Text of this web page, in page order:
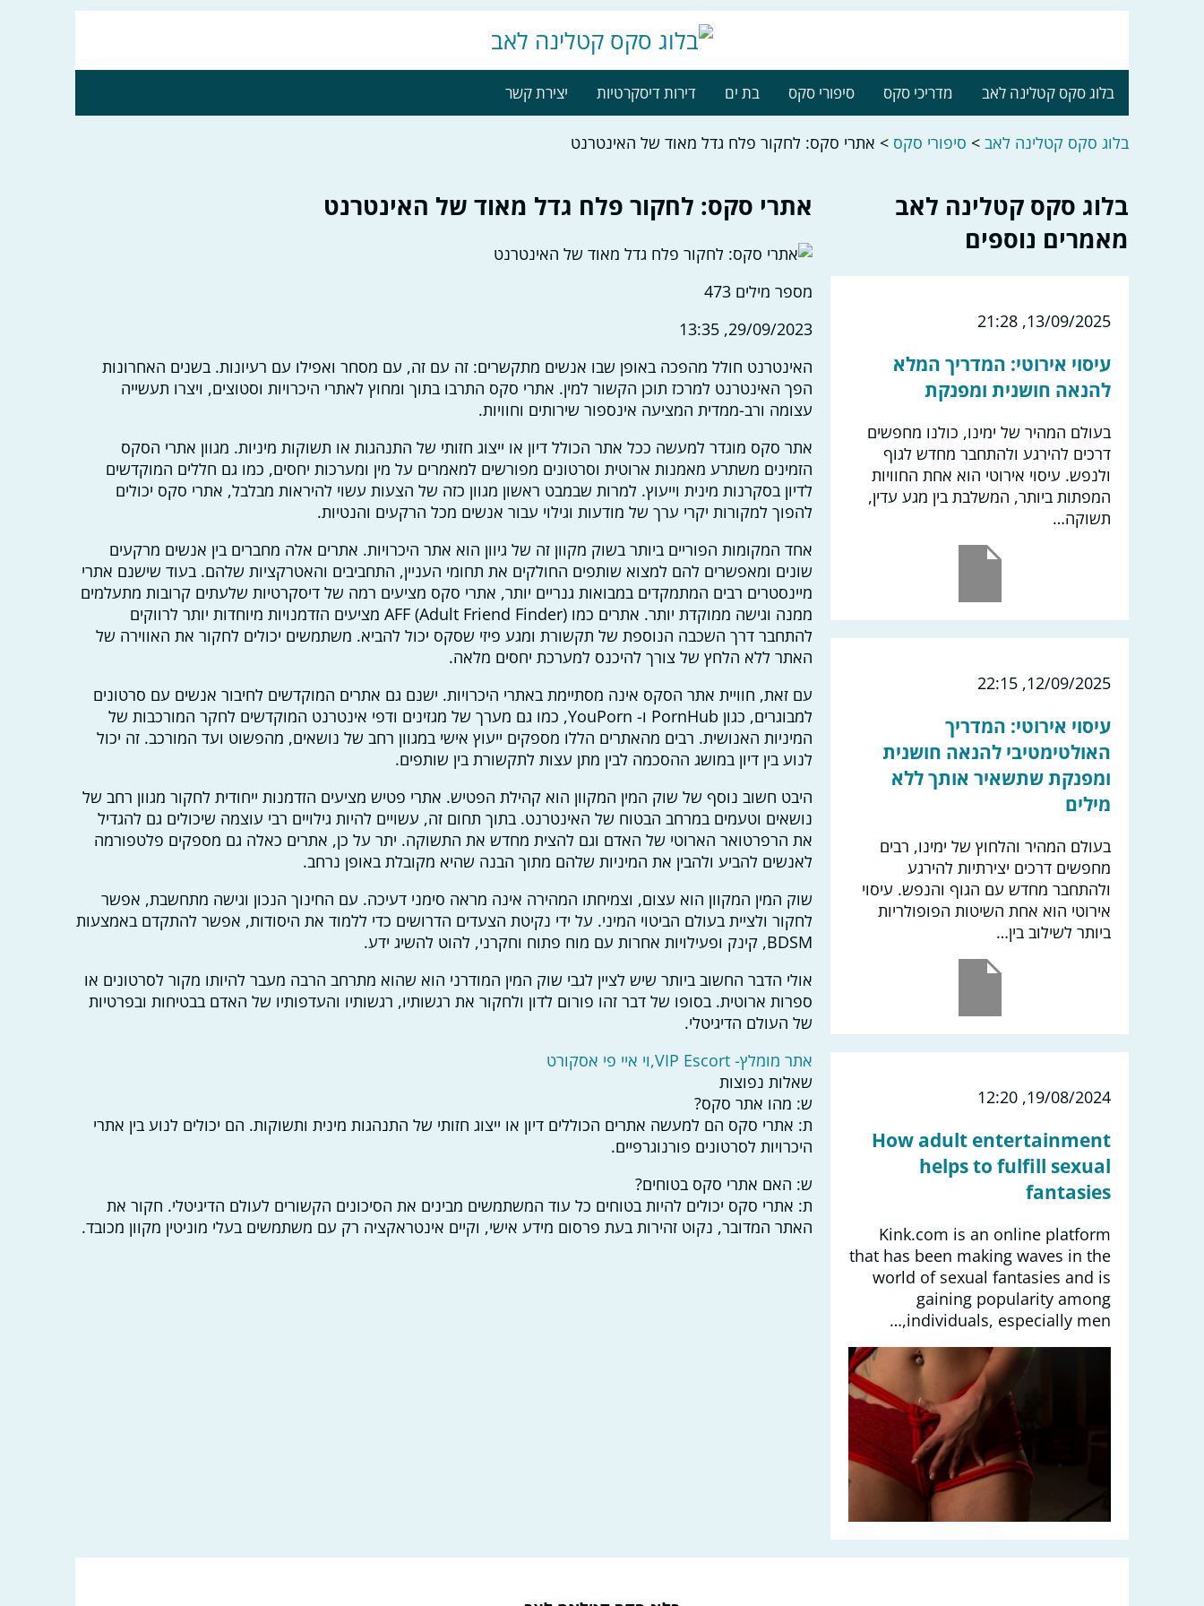
בלוג סקס קטלינה לאב מדריכי סקס סיפורי סקס בת ים דירות דיסקרטיות יצירת קשר
בלוג סקס קטלינה לאב > סיפורי סקס > אתרי סקס: לחקור פלח גדל מאוד של האינטרנט
אתרי סקס: לחקור פלח גדל מאוד של האינטרנט
מספר מילים 473
29/09/2023, 13:35
האינטרנט חולל מהפכה באופן שבו אנשים מתקשרים: זה עם זה, עם מסחר ואפילו עם רעיונות. בשנים האחרונות
הפך האינטרנט למרכז תוכן הקשור למין. אתרי סקס התרבו בתוך ומחוץ לאתרי היכרויות וסטוצים, ויצרו תעשייה
עצומה ורב-ממדית המציעה אינספור שירותים וחוויות.
אתר סקס מוגדר למעשה ככל אתר הכולל דיון או ייצוג חזותי של התנהגות או תשוקות מיניות. מגוון אתרי הסקס
הזמינים משתרע מאמנות ארוטית וסרטונים מפורשים למאמרים על מין ומערכות יחסים, כמו גם חללים המוקדשים
לדיון בסקרנות מינית וייעוץ. למרות שבמבט ראשון מגוון כזה של הצעות עשוי להיראות מבלבל, אתרי סקס יכולים
להפוך למקורות יקרי ערך של מודעות וגילוי עבור אנשים מכל הרקעים והנטיות.
אחד המקומות הפוריים ביותר בשוק מקוון זה של גיוון הוא אתר היכרויות. אתרים אלה מחברים בין אנשים מרקעים
שונים ומאפשרים להם למצוא שותפים החולקים את תחומי העניין, התחביבים והאטרקציות שלהם. בעוד שישנם אתרי
מיינסטרים רבים המתמקדים במבואות גנריים יותר, אתרי סקס מציעים רמה של דיסקרטיות שלעתים קרובות מתעלמים
ממנה וגישה ממוקדת יותר. אתרים כמו AFF (Adult Friend Finder) מציעים הזדמנויות מיוחדות יותר לרווקים
להתחבר דרך השכבה הנוספת של תקשורת ומגע פיזי שסקס יכול להביא. משתמשים יכולים לחקור את האווירה של
האתר ללא הלחץ של צורך להיכנס למערכת יחסים מלאה.
עם זאת, חוויית אתר הסקס אינה מסתיימת באתרי היכרויות. ישנם גם אתרים המוקדשים לחיבור אנשים עם סרטונים
למבוגרים, כגון PornHub ו- YouPorn, כמו גם מערך של מגזינים ודפי אינטרנט המוקדשים לחקר המורכבות של
המיניות האנושית. רבים מהאתרים הללו מספקים ייעוץ אישי במגוון רחב של נושאים, מהפשוט ועד המורכב. זה יכול
לנוע בין דיון במושג ההסכמה לבין מתן עצות לתקשורת בין שותפים.
היבט חשוב נוסף של שוק המין המקוון הוא קהילת הפטיש. אתרי פטיש מציעים הזדמנות ייחודית לחקור מגוון רחב של
נושאים וטעמים במרחב הבטוח של האינטרנט. בתוך תחום זה, עשויים להיות גילויים רבי עוצמה שיכולים גם להגדיל
את הרפרטואר הארוטי של האדם וגם להצית מחדש את התשוקה. יתר על כן, אתרים כאלה גם מספקים פלטפורמה
לאנשים להביע ולהבין את המיניות שלהם מתוך הבנה שהיא מקובלת באופן נרחב.
שוק המין המקוון הוא עצום, וצמיחתו המהירה אינה מראה סימני דעיכה. עם החינוך הנכון וגישה מתחשבת, אפשר
לחקור ולציית בעולם הביטוי המיני. על ידי נקיטת הצעדים הדרושים כדי ללמוד את היסודות, אפשר להתקדם באמצעות
BDSM, קינק ופעילויות אחרות עם מוח פתוח וחקרני, להוט להשיג ידע.
אולי הדבר החשוב ביותר שיש לציין לגבי שוק המין המודרני הוא שהוא מתרחב הרבה מעבר להיותו מקור לסרטונים או
ספרות ארוטית. בסופו של דבר זהו פורום לדון ולחקור את רגשותיו, רגשותיו והעדפותיו של האדם בבטיחות ובפרטיות
של העולם הדיגיטלי.
אתר מומלץ- VIP Escort,וי איי פי אסקורט
שאלות נפוצות
ש: מהו אתר סקס?
ת: אתרי סקס הם למעשה אתרים הכוללים דיון או ייצוג חזותי של התנהגות מינית ותשוקות. הם יכולים לנוע בין אתרי
היכרויות לסרטונים פורנוגרפיים.
ש: האם אתרי סקס בטוחים?
ת: אתרי סקס יכולים להיות בטוחים כל עוד המשתמשים מבינים את הסיכונים הקשורים לעולם הדיגיטלי. חקור את
האתר המדובר, נקוט זהירות בעת פרסום מידע אישי, וקיים אינטראקציה רק עם משתמשים בעלי מוניטין מקוון מכובד.
בלוג סקס קטלינה לאב
מאמרים נוספים
13/09/2025, 21:28
עיסוי אירוטי: המדריך המלא
להנאה חושנית ומפנקת
בעולם המהיר של ימינו, כולנו מחפשים
דרכים להירגע ולהתחבר מחדש לגוף
ולנפש. עיסוי אירוטי הוא אחת החוויות
המפתות ביותר, המשלבת בין מגע עדין,
תשוקה…
12/09/2025, 22:15
עיסוי אירוטי: המדריך
האולטימטיבי להנאה חושנית
ומפנקת שתשאיר אותך ללא
מילים
בעולם המהיר והלחוץ של ימינו, רבים
מחפשים דרכים יצירתיות להירגע
ולהתחבר מחדש עם הגוף והנפש. עיסוי
אירוטי הוא אחת השיטות הפופולריות
ביותר לשילוב בין…
19/08/2024, 12:20
How adult entertainment
helps to fulfill sexual
fantasies
Kink.com is an online platform
that has been making waves in the
world of sexual fantasies and is
gaining popularity among
individuals, especially men,…